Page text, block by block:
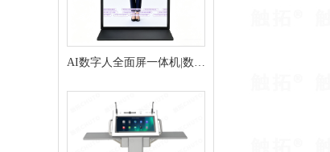
AI数字人全面屏一体机|数字
人交互终端